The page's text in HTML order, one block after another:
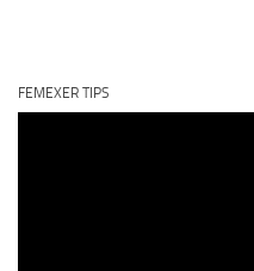
FEMEXER TIPS